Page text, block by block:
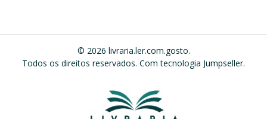
© 2026 livraria.ler.com.gosto.
Todos os direitos reservados. Com tecnologia Jumpseller.